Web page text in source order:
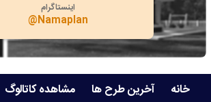
اینستاگرام
@Namaplan
خانه آخرین طرح ها
مشاهده کاتالوگ